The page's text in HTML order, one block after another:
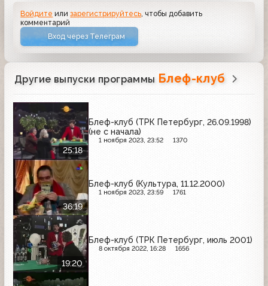
Войдите илизарегистрируйтесь , чтобы добавить
комментарий
Вход через Телеграм
Другие выпуски программы Блеф-клуб
25:18
Блеф-клуб (ТРК Петербург, 26.09.1998)
(не с начала)
1 ноября 2023, 23:52 1370
36:19
Блеф-клуб (Культура, 11.12.2000)
1 ноября 2023, 23:59 1761
19:20
Блеф-клуб (ТРК Петербург, июль 2001)
8 октября 2022, 16:28 1656